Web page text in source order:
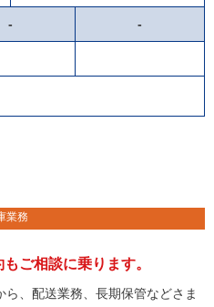
- -
業務
ご相談に乗ります。
、配送業務、長期保管などさま